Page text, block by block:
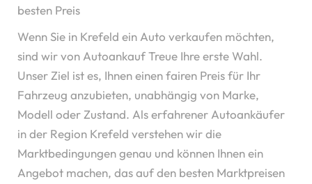
besten Preis
Wenn Sie in Krefeld ein Auto verkaufen möchten,
sind wir von Autoankauf Treue Ihre erste Wahl.
Unser Ziel ist es, Ihnen einen fairen Preis für Ihr
Fahrzeug anzubieten, unabhängig von Marke,
Modell oder Zustand. Als erfahrener Autoankäufer
in der Region Krefeld verstehen wir die
Marktbedingungen genau und können Ihnen ein
Angebot machen, das auf den besten Marktpreisen